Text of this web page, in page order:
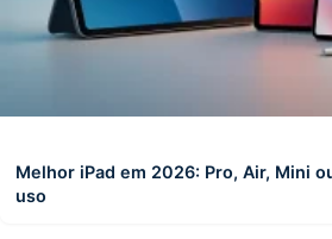
Melhor iPad em 2026: Pro, Air, Mini
uso